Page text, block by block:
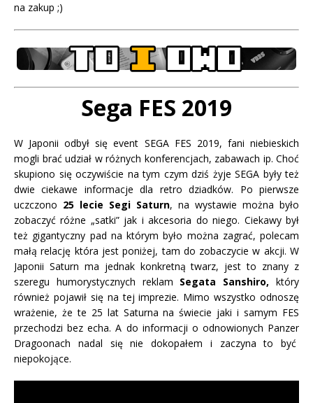
na zakup ;)
Sega FES 2019
W Japonii odbył się event SEGA FES 2019, fani niebieskich
mogli brać udział w różnych konferencjach, zabawach ip. Choć
skupiono się oczywiście na tym czym dziś żyje SEGA były też
dwie ciekawe informacje dla retro dziadków. Po pierwsze
uczczono 25 lecie Segi Saturn, na wystawie można było
zobaczyć różne „satki” jak i akcesoria do niego. Ciekawy był
też gigantyczny pad na którym było można zagrać, polecam
małą relację która jest poniżej, tam do zobaczycie w akcji. W
Japonii Saturn ma jednak konkretną twarz, jest to znany z
szeregu humorystycznych reklam Segata Sanshiro,który
również pojawił się na tej imprezie. Mimo wszystko odnoszę
wrażenie, że te 25 lat Saturna na świecie jaki i samym FES
przechodzi bez echa. A do informacji o odnowionych Panzer
Dragoonach nadal się nie dokopałem i zaczyna to być
niepokojące.